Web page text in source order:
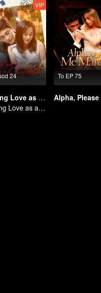
24
VIP
Taking Love as a Contract
Taking Love as a Contract
To EP 75